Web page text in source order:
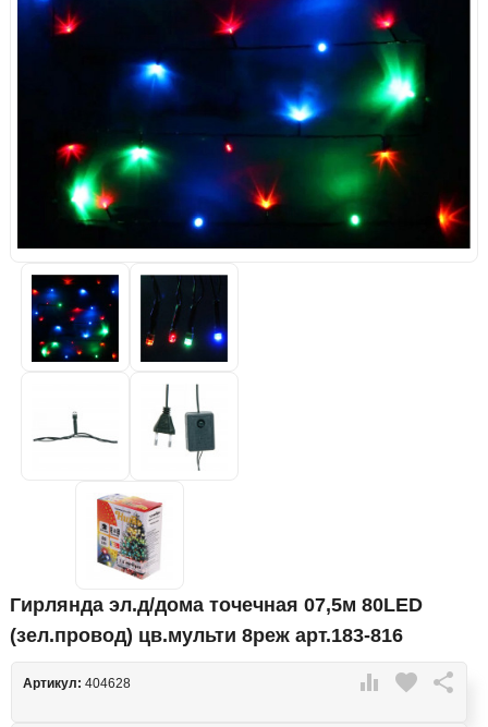
Гирлянда эл.д/дома точечная 07,5м 80LED
(зел.провод) цв.мульти 8реж арт.183-816
 favorite 
Артикул: 404628